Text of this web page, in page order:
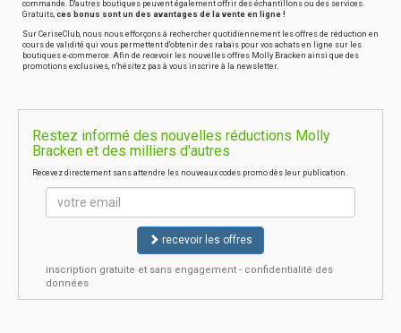
commande. D'autres boutiques peuvent également offrir des échantillons ou des services.
Gratuits, ces bonus sont un des avantages de la vente en ligne !
Sur CeriseClub, nous nous efforçons à rechercher quotidiennement les offres de réduction en
cours de validité qui vous permettent d'obtenir des rabais pour vos achats en ligne sur les
boutiques e-commerce. Afin de recevoir les nouvelles offres Molly Bracken ainsi que des
promotions exclusives, n'hésitez pas à vous inscrire à la newsletter.
Restez informé des nouvelles réductions Molly
Bracken et des milliers d'autres
Recevez directement sans attendre les nouveaux codes promo dès leur publication.
recevoir les offres
inscription gratuite et sans engagement - confidentialité des
données